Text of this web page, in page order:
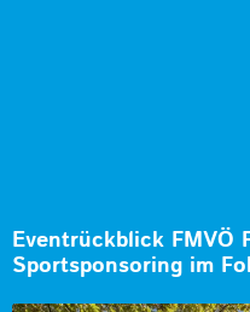
Eventrückblick FMVÖ
Sportsponsoring im